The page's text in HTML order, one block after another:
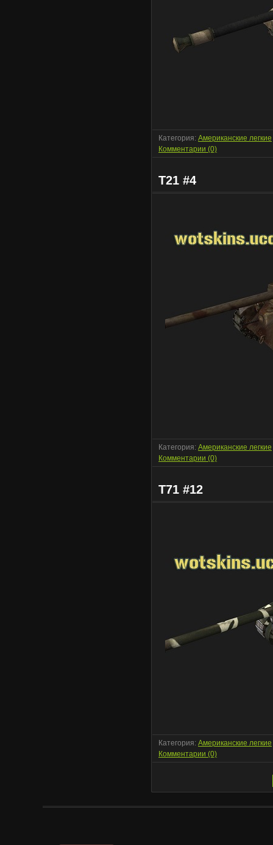
Категория: Американские легкие
Комментарии (0)
T21 #4
Категория: Американские легкие
Комментарии (0)
T71 #12
Категория: Американские легкие
Комментарии (0)